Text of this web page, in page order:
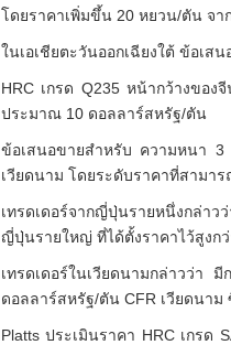
โดยราคาเพิ่มขึ้น 20 หยวน/ตัน จา
ในเอเชียตะวันออกเฉียงใต้ ข้อเส
HRC เกรด Q235 หน้ากว้างขอ
ประมาณ 10 ดอลลาร์สหรัฐ/ตัน
ข้อเสนอขายสำหรับ ความหนา
เวียดนาม โดยระดับราคาที่สามา
เทรดเดอร์จากญี่ปุ่นรายหนึ่งกล่า
ญี่ปุ่นรายใหญ่ ที่ได้ตั้งราคาไว้สูงก
เทรดเดอร์ในเวียดนามกล่าวว่า
ดอลลาร์สหรัฐ/ตัน CFR เวียดนา
Platts ประเมินราคา HRC เกร